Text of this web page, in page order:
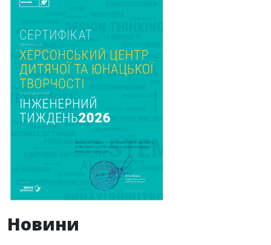
Новини